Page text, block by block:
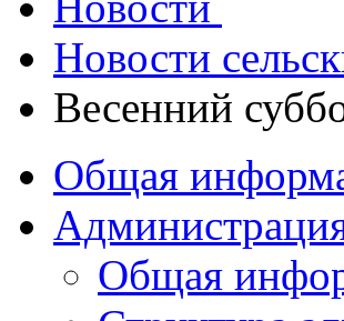
Новости
Весенний
Общая
Общая